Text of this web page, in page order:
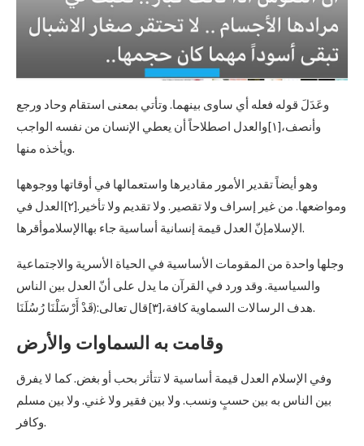
وعَدَلَ قوله فعله أي ساوى بينهما. وتأتي بمعنى استقام وحاد ورجع
وأنصف،[١]والعدل اصطلاحاً أن يعطي الإنسان من نفسه الواجب
ويأخذه منها.
وهو أيضاً تقدير الأمور مقاديرها واستعمالها في أوقاتها ووجوهها
ومواضعها. من غير إسراف ولا تقصير. ولا تقديم ولا تأخير.[٢]العدل في
الإسلامإنّ العدل قيمة إنسانية أساسية جاء بهاالإسلاموأقرها.
وجلها واحدة من المقومات الأساسية في الحياة الأسرية والاجتماعية
والسياسية. وقد ورد في القرآن ما يدل على أنّ العدل بين الناس
هدف الرسالات السماوية كافة،[٣]قال تعالى:(قَدْ أَرْسَلْنَا رُسُلَنَا.
وقامت به السماوات والأرض
وفي الإسلام العدل قيمة أساسية لا تتأثر بحب أو بغض. كما لا يفرق
بين الناس به بين حسبٍ ونسب. ولا بين فقير ولا غني. ولا بين مسلم
وكافر.